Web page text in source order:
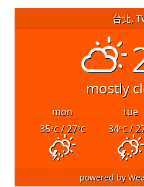
台北,
mostly
mon tue
35°C/ 27°C 34°C/
powered by